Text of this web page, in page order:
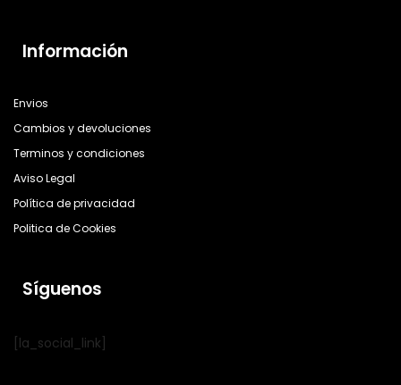
Información
Envios
Cambios y devoluciones
Terminos y condiciones
Aviso Legal
Política de privacidad
Politica de Cookies
Síguenos
[la_social_link]